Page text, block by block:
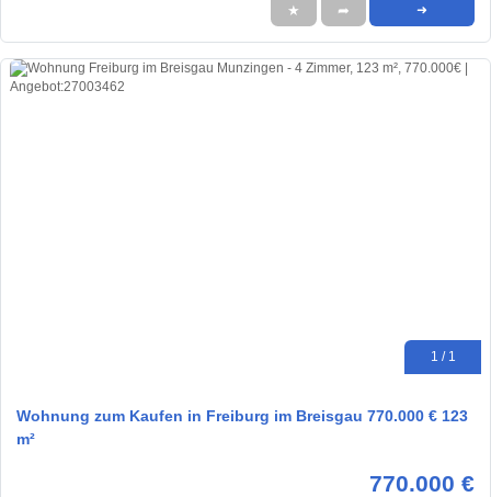
★ ➦ ➜
1 / 1
Wohnung zum Kaufen in Freiburg im Breisgau 770.000 € 123
m²
770.000 €